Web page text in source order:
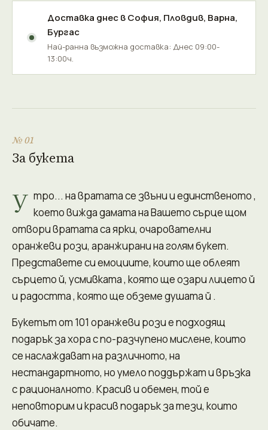
Доставка днес вСофия, Пловдив, Варна,
Бургас
Най-ранна възможна доставка: Днес 09:00-
13:00ч.
№ 01
За букета
У тро... на вратата се звъни и единственото ,
което вижда дамата на Вашето сърце щом
отвори вратата са ярки, очарователни
оранжеви рози, аранжирани на голям букет.
Представете си емоциите, които ще облеят
сърцето й, усмивката , която ще озари лицето й
и радостта , която ще обземе душата й .
Букетът от 101 оранжеви рози е подходящ
подарък за хора с по-разчупено мислене, които
се наслаждават на различното, на
нестандартното, но умело поддържат и връзка
с рационалното. Красив и обемен, той е
неповторим и красив подарък за тези, които
обичате.